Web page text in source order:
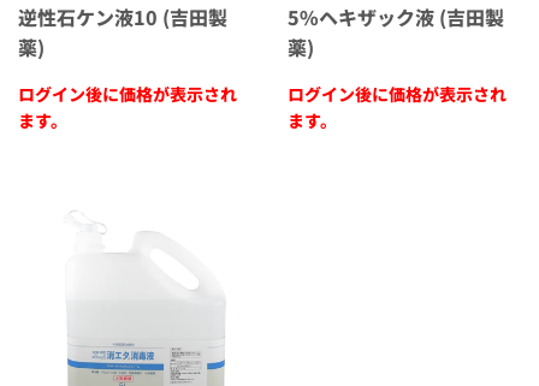
逆性石ケン液10 (吉田製
薬)
ログイン後に価格が表示され
ます。
5%ヘキザック液 (吉田製
薬)
ログイン後に価格が表示され
ます。